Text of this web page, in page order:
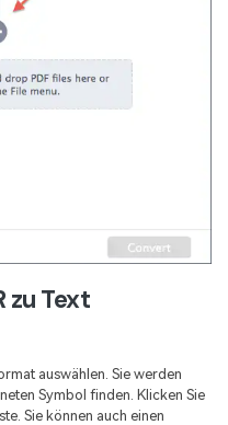
zu Text
auswählen. Sie werden
Symbol finden. Klicken Sie
Sie können auch einen